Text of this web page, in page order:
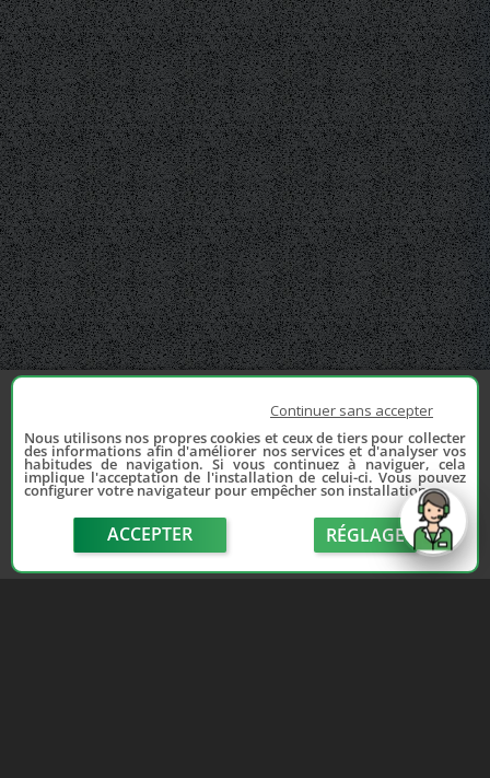
Continuer sans accepter
Nous utilisons nos propres cookies et ceux de tiers pour collecter
des informations afin d'améliorer nos services et d'analyser vos
habitudes de navigation. Si vous continuez à naviguer, cela
implique l'acceptation de l'installation de celui-ci. Vous pouvez
configurer votre navigateur pour empêcher son installation.
ACCEPTER RÉGLAGE